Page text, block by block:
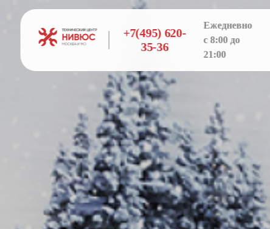
+7(495) 620-
35-36
Ежедневно
с 8:00 до
21:00